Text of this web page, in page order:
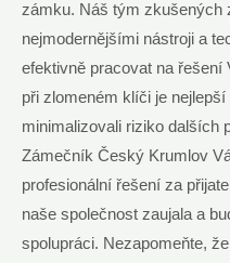
zámku. Náš tým zkušených
nejmodernějšími nástroji a
efektivně pracovat na řešení
při zlomeném klíči je
minimalizovali riziko dalších
Zámečník Český Krumlov
profesionální řešení za
naše společnost zaujala a
spolupráci. Nezapomeňte,